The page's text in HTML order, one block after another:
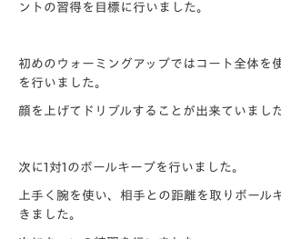
ントの習得を目標に行いました。
初めのウォーミングアップではコート全体を
を行いました。
顔を上げてドリブルすることが出来ていました
次に1対1のボールキープを行いました。
上手く腕を使い、相手との距離を取りボール
きました。